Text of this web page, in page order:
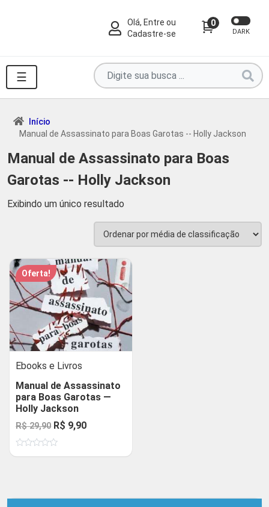
Olá, Entre ou
Cadastre-se
0
DARK
☰
Pesquise
por
produtos
...
Início
Manual de Assassinato para Boas Garotas -- Holly Jackson
Manual de Assassinato para Boas
Garotas -- Holly Jackson
Exibindo um único resultado
Oferta!
Ebooks e Livros
Manual de Assassinato
para Boas Garotas —
Holly Jackson
R$29,90 O
preço
original
R$ 9,90O
atual